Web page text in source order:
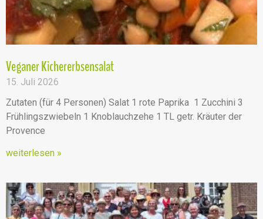
Veganer Kichererbsensalat
15. Juli 2026
Zutaten (für 4 Personen) Salat 1 rote Paprika 1 Zucchini 3
Frühlingszwiebeln 1 Knoblauchzehe 1 TL getr. Kräuter der
Provence
weiterlesen »